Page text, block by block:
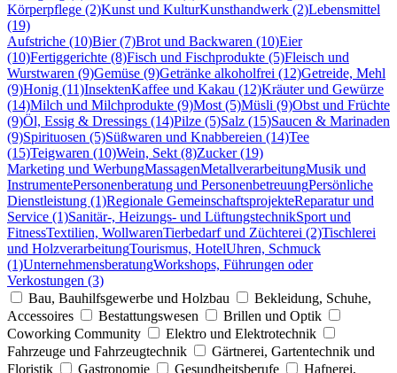
Körperpflege (2)Kunst und KulturKunsthandwerk (2)Lebensmittel
(19)
Aufstriche (10)Bier (7)Brot und Backwaren (10)Eier
(10)Fertiggerichte (8)Fisch und Fischprodukte (5)Fleisch und
Wurstwaren (9)Gemüse (9)Getränke alkoholfrei (12)Getreide, Mehl
(9)Honig (11)InsektenKaffee und Kakau (12)Kräuter und Gewürze
(14)Milch und Milchprodukte (9)Most (5)Müsli (9)Obst und Früchte
(9)Öl, Essig & Dressings (14)Pilze (5)Salz (15)Saucen & Marinaden
(9)Spirituosen (5)Süßwaren und Knabbereien (14)Tee
(15)Teigwaren (10)Wein, Sekt (8)Zucker (19)
Marketing und WerbungMassagenMetallverarbeitungMusik und
InstrumentePersonenberatung und PersonenbetreuungPersönliche
Dienstleistung (1)Regionale GemeinschaftsprojekteReparatur und
Service (1)Sanitär-, Heizungs- und LüftungstechnikSport und
FitnessTextilien, WollwarenTierbedarf und Züchterei (2)Tischlerei
und HolzverarbeitungTourismus, HotelUhren, Schmuck
(1)UnternehmensberatungWorkshops, Führungen oder
Verkostungen (3)
Bau, Bauhilfsgewerbe und Holzbau
Bekleidung, Schuhe,
Accessoires
Bestattungswesen
Brillen und Optik
Coworking Community
Elektro und Elektrotechnik
Fahrzeuge und Fahrzeugtechnik
Gärtnerei, Gartentechnik und
Floristik
Gastronomie Gesundheitsberufe
Hafnerei,